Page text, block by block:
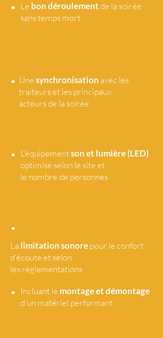
• Le bon déroulementde la soirée
sans temps mort
• Unesynchronisation avec les
traiteurs et les principaux
acteurs de la soirée
• L'équipementson et lumière (LED)
optimisé selon le site et
le nombre de personnes
•
La limitation sonorepour le confort
d'écoute et selon
les réglementations
• Incluant le montage et démontage
d'un matériel performant